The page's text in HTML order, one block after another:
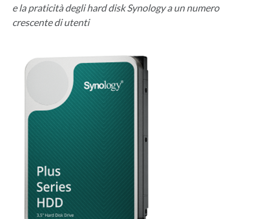
e la praticità degli hard disk Synology a un numero
crescente di utenti